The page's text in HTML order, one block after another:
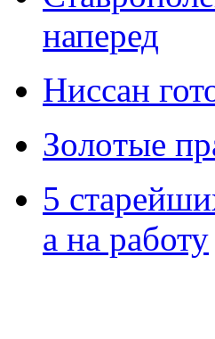
наперед
Ниссан
Зoлoтые
5
а на работу